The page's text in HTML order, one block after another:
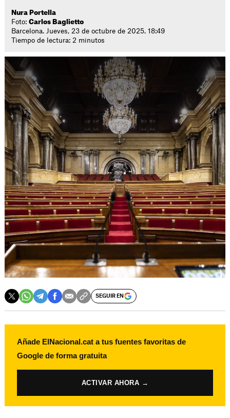
Nura Portella
Foto:Carlos Baglietto
Barcelona. Jueves, 23 de octubre de 2025. 18:49
Tiempo de lectura: 2 minutos
SEGUIR EN
Añade ElNacional.cat a tus fuentes favoritas de
Google de forma gratuita
ACTIVAR AHORA →